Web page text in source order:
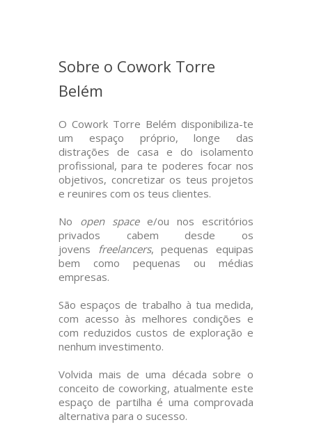
Sobre o Cowork Torre
Belém
O Cowork Torre Belém disponibiliza-te
um espaço próprio, longe das
distrações de casa e do isolamento
profissional, para te poderes focar nos
objetivos, concretizar os teus projetos
e reunires com os teus clientes.
No open spacee/ou nos escritórios
privados cabem desde os
jovens freelancers, pequenas equipas
bem como pequenas ou médias
empresas.
São espaços de trabalho à tua medida,
com acesso às melhores condições e
com reduzidos custos de exploração e
nenhum investimento.
Volvida mais de uma década sobre o
conceito de coworking, atualmente este
espaço de partilha é uma comprovada
alternativa para o sucesso.